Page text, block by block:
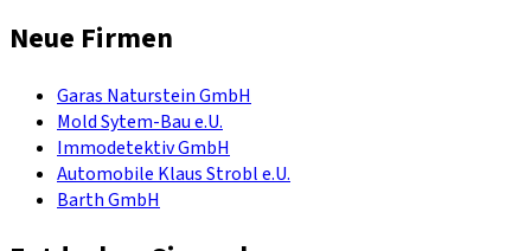
Neue Firmen
Garas Naturstein GmbH
Mold Sytem-Bau e.U.
Immodetektiv GmbH
Automobile Klaus Strobl e.U.
Barth GmbH